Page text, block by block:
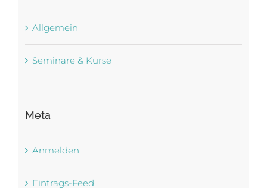
Allgemein
Seminare & Kurse
Meta
Anmelden
Eintrags-Feed